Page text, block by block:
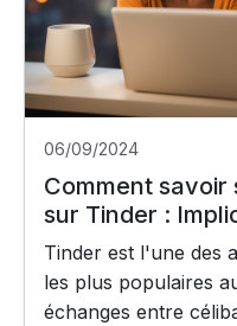
06/09/2024
Comment savoir
sur Tinder :
Tinder est l'une des
les plus populaires
échanges entre